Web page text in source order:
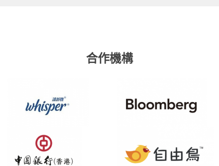
合作機構